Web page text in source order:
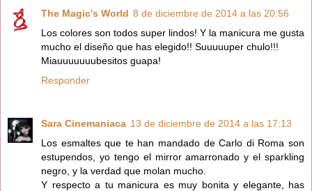
The Magic's World 8 de diciembre de 2014 a las 20:56
Los colores son todos super lindos! Y la manicura me gusta
mucho el diseño que has elegido!! Suuuuuper chulo!!!
Miauuuuuuubesitos guapa!
Responder
Sara Cinemaniaca 13 de diciembre de 2014 a las 17:13
Los esmaltes que te han mandado de Carlo di Roma son
estupendos, yo tengo el mirror amarronado y el sparkling
negro, y la verdad que molan mucho.
Y respecto a tu manicura es muy bonita y elegante, has